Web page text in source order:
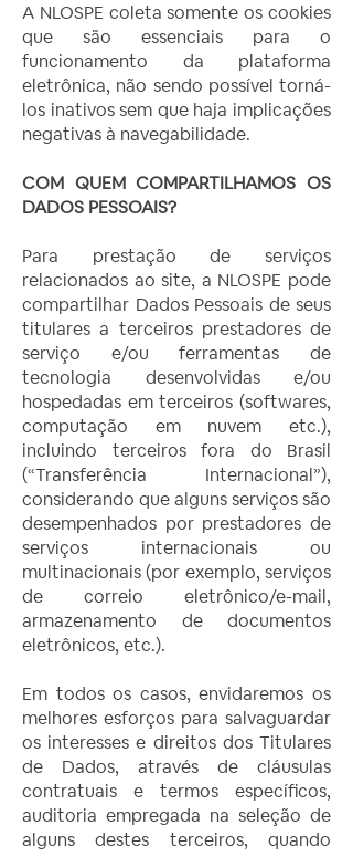
A NLOSPE coleta somente os cookies
que são essenciais para o
funcionamento da plataforma
eletrônica, não sendo possível torná-
los inativos sem que haja implicações
negativas à navegabilidade.
COM QUEM COMPARTILHAMOS OS
DADOS PESSOAIS?
Para prestação de serviços
relacionados ao site, a NLOSPE pode
compartilhar Dados Pessoais de seus
titulares a terceiros prestadores de
serviço e/ou ferramentas de
tecnologia desenvolvidas e/ou
hospedadas em terceiros (softwares,
computação em nuvem etc.),
incluindo terceiros fora do Brasil
(“Transferência Internacional”),
considerando que alguns serviços são
desempenhados por prestadores de
serviços internacionais ou
multinacionais (por exemplo, serviços
de correio eletrônico/e-mail,
armazenamento de documentos
eletrônicos, etc.).
Em todos os casos, envidaremos os
melhores esforços para salvaguardar
os interesses e direitos dos Titulares
de Dados, através de cláusulas
contratuais e termos específicos,
auditoria empregada na seleção de
alguns destes terceiros, quando